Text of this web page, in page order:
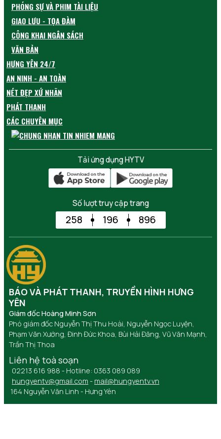
PHÓNG SỰ VÀ PHIM TÀI LIỆU
GIAO LƯU - TỌA ĐÀM
CÔNG KHAI NGÂN SÁCH
VĂN BẢN
HƯNG YÊN 24/7
AN NINH - AN TOÀN
NÉT ĐẸP XỨ NHÃN
PHÁT THANH
CÁC CHUYÊN MỤC
Tải ứng dụng HYTV
Số lượt truy cập trang
258 196 896
BÁO VÀ PHÁT THANH, TRUYỀN HÌNH HƯNG
YÊN
Giám đốc Hoàng Minh Sơn
Phó giám đốc Nguyễn Thị Thu Hoài, Nguyễn Ngọc Luyện,
Phạm Văn Xướng, Đinh Đức Khoa, Bùi Hải Đăng, Vũ Văn Mạnh,
Trần Thị Thoa
Liên hệ toà soạn
02213 616 988 - Hotline: 0363 089 089
hungyentv@gmail.com - mail@hungyentv.vn
164 Nguyễn Văn Linh - Hưng Yên